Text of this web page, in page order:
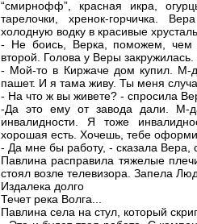
“смирнофф”, красная икра,
тарелочки, хренок-горчичка.
холодную водку в красивые
- Не боись, Верка, поможем,
второй. Голова у Веры
- Мой-то в Киржаче дом купил. М-
пашет. И я тама живу. Ты меня
- На что ж вы живете? - спросила
-Да это ему от завода дали. М-
инвалидности. Я тоже
хорошая есть. Хочешь, тебе
- Да мне бы работу, - сказала Вера,
Павлина расправила тяжелые
стоял возле телевизора. Запела
Издалека долго
Течет река Волга...
Павлина села на стул, который